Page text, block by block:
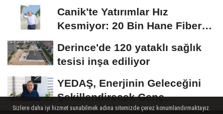
Canik'te Yatırımlar Hız
Kesmiyor: 20 Bin Hane Fiber
Derince'de 120 yataklı sağlık
tesisi inşa ediliyor
YEDAŞ, Enerjinin Geleceğini
Şekillendirecek Genç
Yetenekleri Arıyor
Sizlere daha iyi hizmet sunabilmek adına sitemizde çerez konumlandırmaktayız.